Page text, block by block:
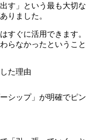
す」という最も大切な
りました。
すぐに活用できます。
らなかったということ
た理由
シップ」が明確でピン